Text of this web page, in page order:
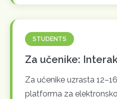
STUDENTS
Za učenike:
Za učenike uzrasta
platforma za